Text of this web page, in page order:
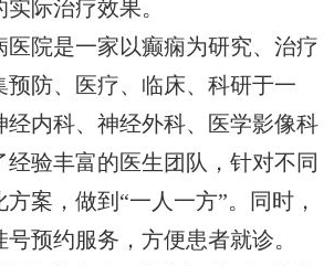
际治疗效果。
医院是一家以癫痫为研究、治疗
预防、医疗、临床、科研于一
经内科、神经外科、医学影像科
验丰富的医生团队，针对不同
案，做到“一人一方”。同时，
号预约服务，方便患者就诊。